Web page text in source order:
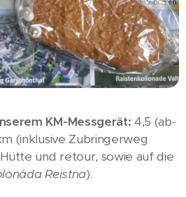
KM-Messgerät: 4,5 (ab-
(inklusive Zubringerweg
und retour, sowie auf die
Reistna).